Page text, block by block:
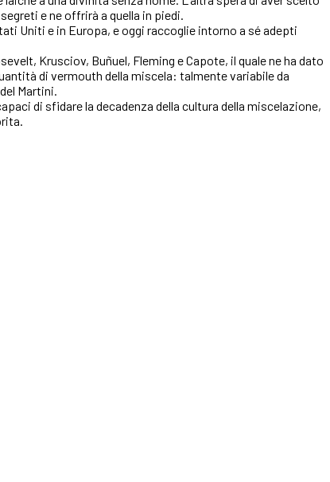
e ne offrirà a quella in piedi.
Uniti e in Europa, e oggi raccoglie intorno a sé adepti
Krusciov, Buñuel, Fleming e Capote, il quale ne ha dato
di vermouth della miscela: talmente variabile da
Martini.
di sfidare la decadenza della cultura della miscelazione,